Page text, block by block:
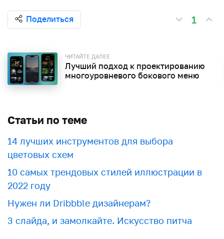
Поделиться 1
ЧИТАЙТЕ ДАЛЕЕ
Лучший подход к проектированию
многоуровневого бокового меню
Статьи по теме
​​14 лучших инструментов для выбора
цветовых схем
10 самых трендовых стилей иллюстрации в
2022 году
Нужен ли Dribbble дизайнерам?
3 слайда, и замолкайте. Искусство питча